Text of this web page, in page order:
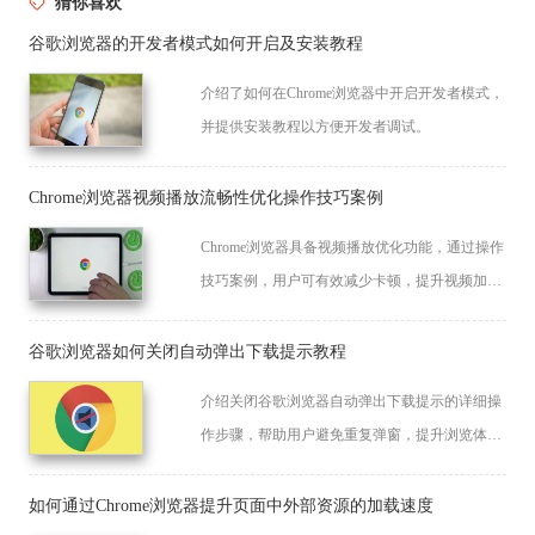
谷歌浏览器的开发者模式如何开启及安装教程
介绍了如何在Chrome浏览器中开启开发者模式，
并提供安装教程以方便开发者调试。
Chrome浏览器视频播放流畅性优化操作技巧案例
Chrome浏览器具备视频播放优化功能，通过操作
技巧案例，用户可有效减少卡顿，提升视频加载
谷歌浏览器如何关闭自动弹出下载提示教程
介绍关闭谷歌浏览器自动弹出下载提示的详细操
作步骤，帮助用户避免重复弹窗，提升浏览体验
如何通过Chrome浏览器提升页面中外部资源的加载速度